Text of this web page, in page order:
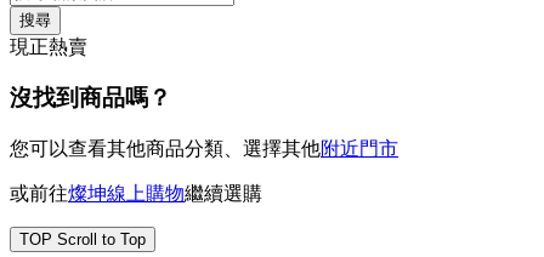
搜尋
現正熱賣
沒找到商品嗎？
您可以查看其他商品分類、選擇其他附近門市
或前往燦坤線上購物繼續選購
TOP Scroll to Top